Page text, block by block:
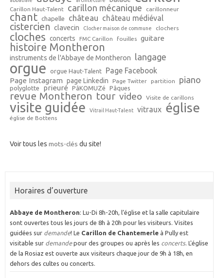
Carillon Haut-Talent carillon mécanique carillonneur
chant chapelle château château médiéval
cistercien clavecin Clocher maison de commune clochers
cloches concerts FMC Carillon fouilles guitare
histoire Montheron
instruments de l'Abbaye de Montheron langage
orgue orgue Haut-Talent Page Facebook
Page Instagram page Linkedin Page Twitter partition piano
polyglotte prieuré PâKOMUZé Pâques
revue Montheron tour video Visite de carillons
visite guidée Vitrail Haut-Talent vitraux église
église de Bottens
Voir tous les mots-clés du site!
Horaires d’ouverture
Abbaye de Montheron: Lu-Di 8h-20h, l’église et la salle capitulaire
sont ouvertes tous les jours de 8h à 20h pour les visiteurs. Visites
guidées sur demande! Le Carillon de Chantemerleà Pully est
visitable sur demandepour des groupes ou après les concerts. L'église
de la Rosiaz est ouverte aux visiteurs chaque jour de 9h à 18h, en
dehors des cultes ou concerts.